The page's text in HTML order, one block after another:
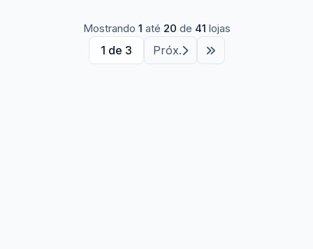
Mostrando 1 até 20 de 41 lojas
1 de 3 Próx.